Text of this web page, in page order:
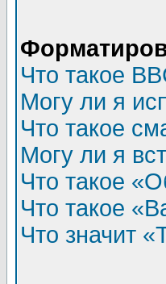
Что такое
Могу ли я
Что такое
Могу ли я
Что такое
Что такое
Что значит